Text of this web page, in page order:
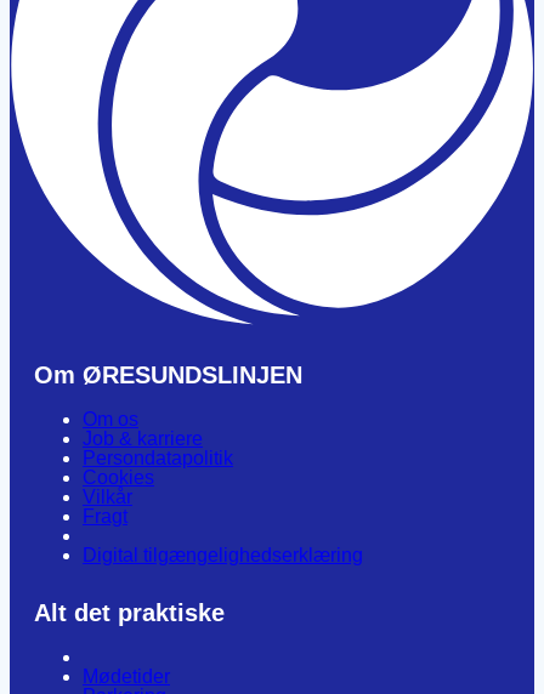
Om ØRESUNDSLINJEN
Om os
Job & karriere
Persondatapolitik
Cookies
Vilkår
Fragt
Digital tilgængelighedserklæring
Alt det praktiske
Mødetider